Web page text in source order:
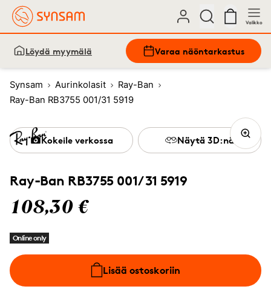
Valikko
Löydä myymälä Varaa näöntarkastus
Synsam Aurinkolasit
Ray-Ban
Ray-Ban RB3755 001/31 5919
Ray-Ban RB3755 001/31 5919
108,30 €
Online only
Lisää ostoskoriin
Kokeile verkossa Näytä 3D:nä